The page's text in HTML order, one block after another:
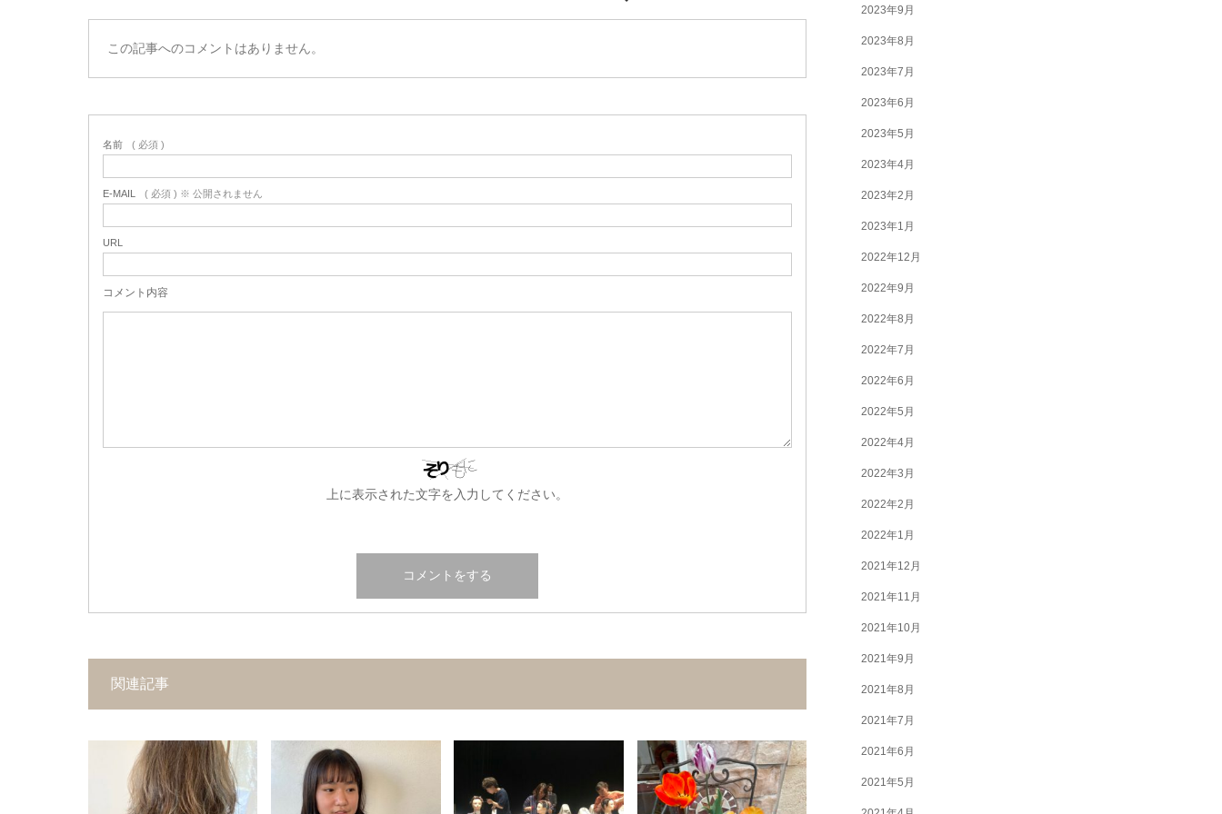
この記事へのコメントはありません。
名前 ( 必須 )
E-MAIL ( 必須 ) ※ 公開されません
URL
コメント内容
上に表示された文字を入力してください。
関連記事
2023年9月
2023年8月
2023年7月
2023年6月
2023年5月
2023年4月
2023年2月
2023年1月
2022年12月
2022年9月
2022年8月
2022年7月
2022年6月
2022年5月
2022年4月
2022年3月
2022年2月
2022年1月
2021年12月
2021年11月
2021年10月
2021年9月
2021年8月
2021年7月
2021年6月
2021年5月